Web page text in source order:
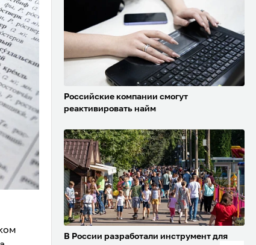
Российские компании смогут
реактивировать найм
В России разработали инструмент для